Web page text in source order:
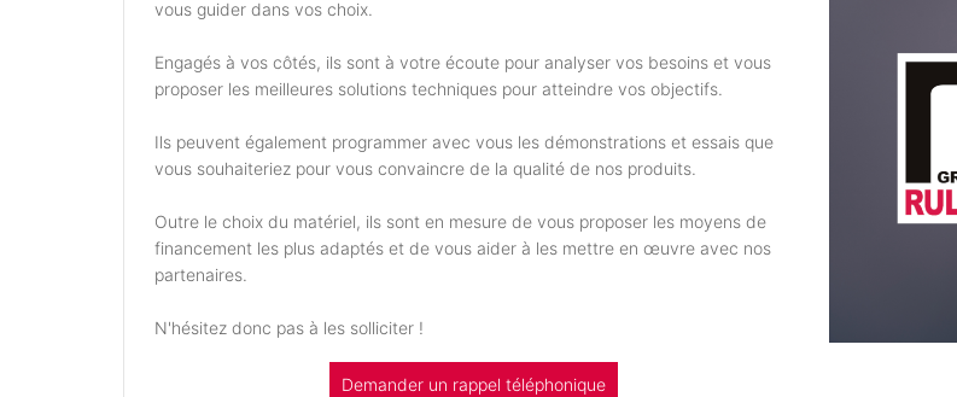
vous guider dans vos choix.
Engagés à vos côtés, ils sont à votre écoute pour analyser vos besoins et vous
proposer les meilleures solutions techniques pour atteindre vos objectifs.
Ils peuvent également programmer avec vous les démonstrations et essais que
vous souhaiteriez pour vous convaincre de la qualité de nos produits.
Outre le choix du matériel, ils sont en mesure de vous proposer les moyens de
financement les plus adaptés et de vous aider à les mettre en œuvre avec nos
partenaires.
N'hésitez donc pas à les solliciter !
Demander un rappel téléphonique